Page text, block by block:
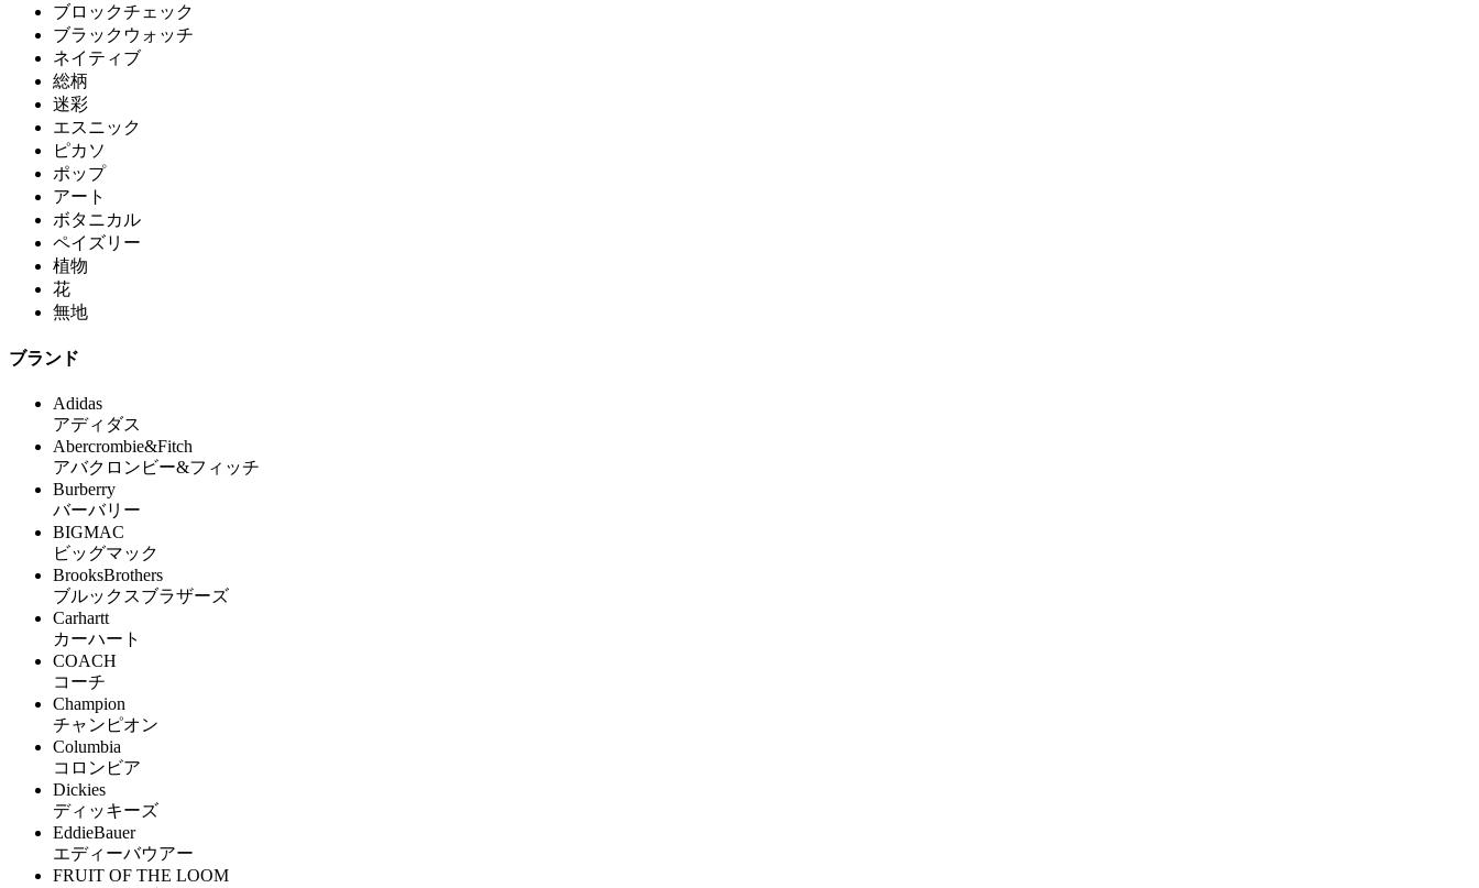
ブロックチェック
ブラックウォッチ
ネイティブ
総柄
迷彩
エスニック
ピカソ
ポップ
アート
ボタニカル
ペイズリー
植物
花
無地
ブランド
Adidas
アディダス
Abercrombie&Fitch
アバクロンビー&フィッチ
Burberry
バーバリー
BIGMAC
ビッグマック
BrooksBrothers
ブルックスブラザーズ
Carhartt
カーハート
COACH
コーチ
Champion
チャンピオン
Columbia
コロンビア
Dickies
ディッキーズ
EddieBauer
エディーバウアー
FRUIT OF THE LOOM